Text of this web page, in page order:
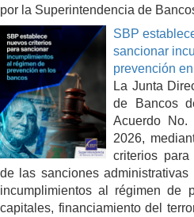
por la Superintendencia de
SBP
sancionar
prevención
La Junta
de Bancos
Acuerdo
2026,
criterios
de las sanciones
incumplimientos al régimen de
capitales, financiamiento del